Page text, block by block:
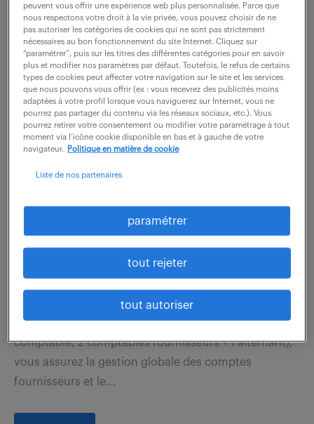
comptable du site , vous travaillez en étroite
collaboration avec la Direction Administrative et
Financière. Vous jouez un rôle clé dans la gestion...
voir l'offre
comptable fournisseurs &
St Malo (35)
CDI
30 000 - 32 000 € / an
Au sein de l'équipe comptable et dans un
environnement international (1 responsable
comptable, 2 comptables fournisseurs + 1 alternant),
vous assurez la gestion globale des comptes
fournisseurs et le...
peuvent vous offrir une expérience web plus personnalisée. Parce que
nous respectons votre droit à la vie privée, vous pouvez choisir de ne
pas autoriser les catégories de cookies qui ne sont pas strictement
nécessaires au bon fonctionnement du site Internet. Cliquez sur
“paramétrer”, puis sur les titres des différentes catégories pour en savoir
plus et modifier nos paramètres par défaut. Toutefois, le refus de certains
types de cookies peut affecter votre navigation sur le site et les services
que nous pouvons vous offrir (ex : vous recevrez des publicités moins
adaptées à votre profil lorsque vous naviguerez sur Internet, vous ne
pourrez pas partager du contenu via les réseaux sociaux, etc.). Vous
pourrez retirer votre consentement ou modifier votre paramétrage à tout
moment via l’icône cookie disponible en bas et à gauche de votre
navigateur.
Politique en matière de cookie
Liste de nos partenaires
paramétrer
tout rejeter
tout autoriser